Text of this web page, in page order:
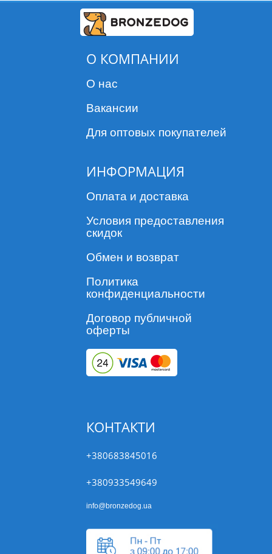
О КОМПАНИИ
О нас
Вакансии
Для оптовых покупателей
ИНФОРМАЦИЯ
Оплата и доставка
Условия предоставления
скидок
Обмен и возврат
Политика
конфиденциальности
Договор публичной
оферты
КОНТАКТИ
+380683845016
+380933549649
info@bronzedog.ua